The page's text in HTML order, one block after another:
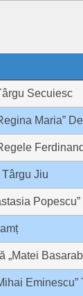
Secuiesc
Maria”
Jiu
Eminescu”